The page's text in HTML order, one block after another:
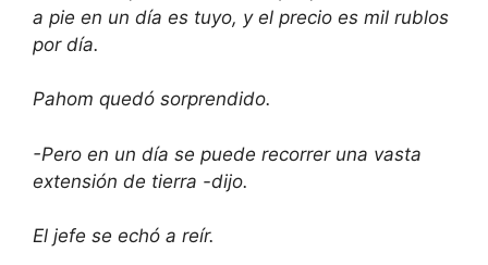
a pie en un día es tuyo, y el precio es mil rublos
por día.
Pahom quedó sorprendido.
-Pero en un día se puede recorrer una vasta
extensión de tierra -dijo.
El jefe se echó a reír.